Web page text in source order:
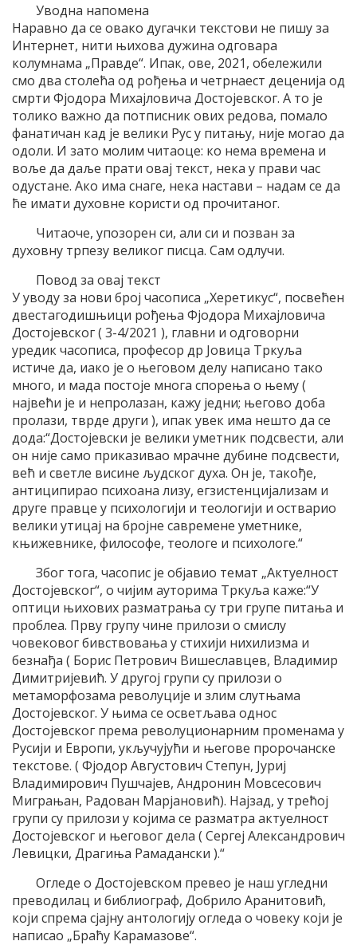
Уводна напомена
Наравно да се овако дугачки текстови не пишу за
Интернет, нити њихова дужина одговара
колумнама „Правде“. Ипак, ове, 2021, обележили
смо два столећа од рођења и четрнаест деценија од
смрти Фјодора Михајловича Достојевског. А то је
толико важно да потписник ових редова, помало
фанатичан кад је велики Рус у питању, није могао да
одоли. И зато молим читаоце: ко нема времена и
воље да даље прати овај текст, нека у прави час
одустане. Ако има снаге, нека настави – надам се да
ће имати духовне користи од прочитаног.
Читаоче, упозорен си, али си и позван за
духовну трпезу великог писца. Сам одлучи.
Повод за овај текст
У уводу за нови број часописа „Херетикус“, посвећен
двестагодишњици рођења Фјодора Михајловича
Достојевског ( 3-4/2021 ), главни и одговорни
уредик часописа, професор др Јовица Тркуља
истиче да, иако је о његовом делу написано тако
много, и мада постоје многа спорења о њему (
највећи је и непролазан, кажу једни; његово доба
пролази, тврде други ), ипак увек има нешто да се
дода:“Достојевски је велики уметник подсвести, али
он није само приказивао мрачне дубине подсвести,
већ и светле висине људског духа. Он је, такође,
антиципирао психоана лизу, егзистенцијализам и
друге правце у психологији и теологији и остварио
велики утицај на бројне савремене уметнике,
књижевнике, философе, теологе и психологе.“
Због тога, часопис је објавио темат „Актуелност
Достојевског“, о чијим ауторима Тркуља каже:“У
оптици њихових разматрања су три групе питања и
проблеа. Прву групу чине прилози о смислу
човековог бивствовања у стихији нихилизма и
безнађа ( Борис Петрович Вишеславцев, Владимир
Димитријевић. У другој групи су прилози о
метаморфозама револуције и злим слутњама
Достојевског. У њима се осветљава однос
Достојевског према револуционарним променама у
Русији и Европи, укључујући и његове пророчанске
текстове. ( Фјодор Августович Степун, Јуриј
Владимирович Пушчајев, Андронин Мовсесович
Миграњан, Радован Марјановић). Најзад, у трећој
групи су прилози у којима се разматра актуелност
Достојевског и његовог дела ( Сергеј Александрович
Левицки, Драгиња Рамадански ).“
Огледе о Достојевском превео је наш угледни
преводилац и библиограф, Добрило Аранитовић,
који спрема сјајну антологију огледа о човеку који је
написао „Браћу Карамазове“.